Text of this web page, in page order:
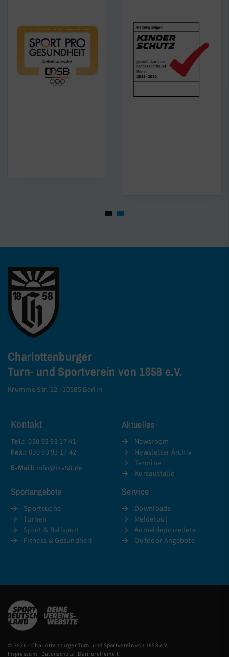
Charlottenburger
Turn- und Sportverein von 1858 e.V.
Krumme Str. 12 | 10585 Berlin
Kontakt
Tel.: 030 93 93 17 41
Fax.:030 93 93 17 42
E-Mail: info@tsv58.de
Aktuelles
Newsroom
Newsletter Archiv
Termine
Kursausfälle
Sportangebote
Sportsuche
Turnen
Sport & Ballsport
Fitness & Gesundheit
Service
Downloads
Meldetool
Anmeldeprozedere
Outdoor Angebote
© 2026 - Charlottenburger Turn- und Sportverein von 1858 e.V.
Impressum | Datenschutz | Barrierefreiheit